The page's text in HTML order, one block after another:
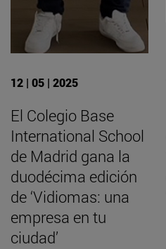
12 | 05 | 2025
El Colegio Base
International School
de Madrid gana la
duodécima edición
de ‘Vidiomas: una
empresa en tu
ciudad’